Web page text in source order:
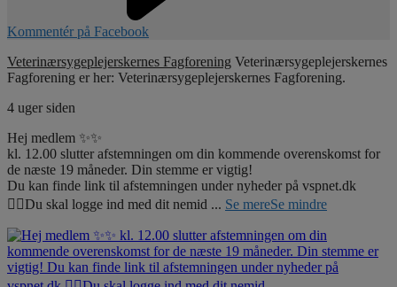
Kommentér på Facebook
Veterinærsygeplejerskernes Fagforening Veterinærsygeplejerskernes
Fagforening er her: Veterinærsygeplejerskernes Fagforening.
4 uger siden
Hej medlem ✨✨
kl. 12.00 slutter afstemningen om din kommende overenskomst for
de næste 19 måneder. Din stemme er vigtig!
Du kan finde link til afstemningen under nyheder på vspnet.dk
☝🏼Du skal logge ind med dit nemid ... Se mereSe mindre